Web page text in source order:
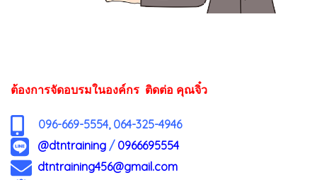
ต้องการจัดอบรมในองค์กร ติดต่อ คุณจิ๋ว
096-669-5554, 064-325-4946
@dtntraining / 0966695554
dtntraining456@gmail.com